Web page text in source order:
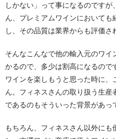
しかない」って事になるのです
ん、プレミアムワインにおいて
し、その品質は業界からも評価さ
そんなこんなで他の輸入元のワ
かるので、多少は割高になるので
ワインを楽しもうと思った時に
ん。フィネスさんの取り扱う生産
であるのもそういった背景があっ
もちろん、フィネスさん以外に